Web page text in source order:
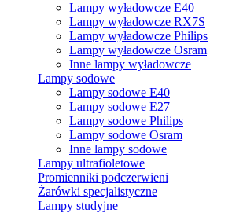
Lampy wyładowcze E40
Lampy wyładowcze RX7S
Lampy wyładowcze Philips
Lampy wyładowcze Osram
Inne lampy wyładowcze
Lampy sodowe
Lampy sodowe E40
Lampy sodowe E27
Lampy sodowe Philips
Lampy sodowe Osram
Inne lampy sodowe
Lampy ultrafioletowe
Promienniki podczerwieni
Żarówki specjalistyczne
Lampy studyjne